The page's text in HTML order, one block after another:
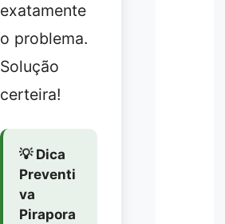
exatamente
o problema.
Solução
certeira!
💡 Dica
Preventi
va
Pirapora